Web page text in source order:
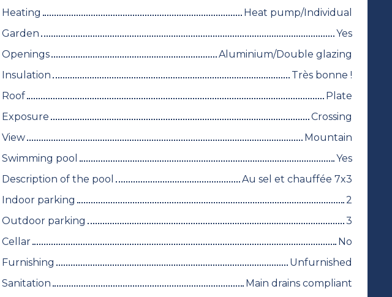
Heating
Heat pump/Individual
Garden
Yes
Openings
Aluminium/Double glazing
Insulation
Très bonne !
Roof
Plate
Exposure
Crossing
View
Mountain
Swimming pool
Yes
Description of the pool
Au sel et chauffée 7x3
Indoor parking
2
Outdoor parking
3
Cellar
No
Furnishing
Unfurnished
Sanitation
Main drains compliant